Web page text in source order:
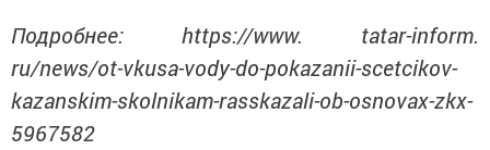
Подробнее: https://www. tatar-inform.
ru/news/ot-vkusa-vody-do-pokazanii-scetcikov-
kazanskim-skolnikam-rasskazali-ob-osnovax-zkx-
5967582